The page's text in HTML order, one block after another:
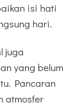
isi hati
hari.
juga
yang belum
Pancaran
atmosfer